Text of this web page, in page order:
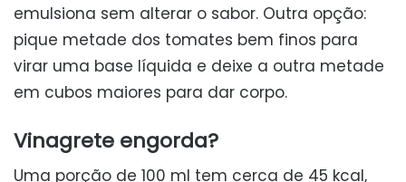
emulsiona sem alterar o sabor. Outra opção:
pique metade dos tomates bem finos para
virar uma base líquida e deixe a outra metade
em cubos maiores para dar corpo.
Vinagrete engorda?
Uma porção de 100 ml tem cerca de 45 kcal,